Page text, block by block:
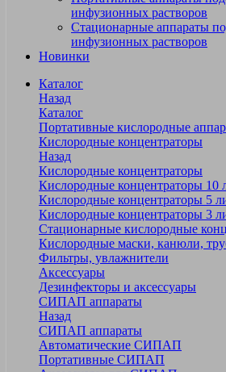
инфузионных растворов
Стационарные аппараты
инфузионных растворов
Новинки
Каталог
Назад
Каталог
Портативные кислородные
Кислородные концентраторы
Назад
Кислородные концентраторы
Кислородные концентраторы 10
Кислородные концентраторы 5
Кислородные концентраторы 3
Стационарные кислородные
Кислородные маски, канюли,
Фильтры, увлажнители
Аксессуары
Дезинфекторы и аксессуары
СИПАП аппараты
Назад
СИПАП аппараты
Автоматические СИПАП
Портативные СИПАП